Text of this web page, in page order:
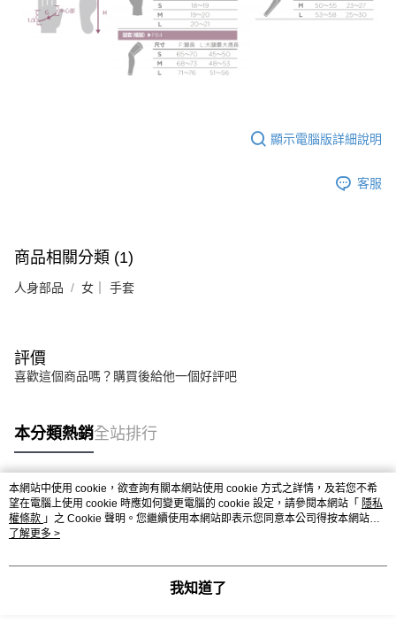
顯示電腦版詳細說明
客服
商品相關分類 (1)
人身部品 女｜ 手套
評價
喜歡這個商品嗎？購買後給他一個好評吧
本分類熱銷全站排行
熱門標籤
本網站中使用 cookie，欲查詢有關本網站使用 cookie 方式之詳情，及若您不希
望在電腦上使用 cookie 時應如何變更電腦的 cookie 設定，請參閱本網站「 隱私
權條款 」之 Cookie 聲明。您繼續使用本網站即表示您同意本公司得按本網站使
用條款之 Cookie 聲明使用 cookie。
了解更多 >
我知道了